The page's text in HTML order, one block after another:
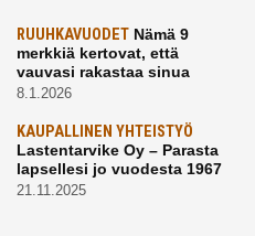
RUUHKAVUODET Nämä 9
merkkiä kertovat, että
vauvasi rakastaa sinua
8.1.2026
KAUPALLINEN YHTEISTYÖ
Lastentarvike Oy – Parasta
lapsellesi jo vuodesta 1967
21.11.2025